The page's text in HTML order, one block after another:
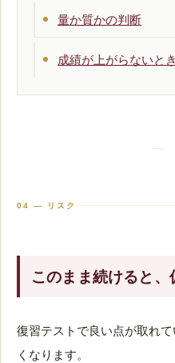
量か質かの判断
成績が上がらないと
04 — リスク
このまま続けると
復習テストで良い点が取れ
くなります。